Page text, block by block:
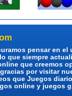
pensar en el
que siempre
que creemos
por visitar
que Juegos
online y juegos